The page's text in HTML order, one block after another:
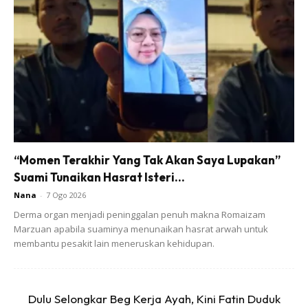
hati,” katanya.
Ads
Suri Rumah Takda Hak Nak Beli Baju Dan Berhias?
mempunyai hak untuk membeli pakaian dan berhias?
“Momen Terakhir Yang Tak Akan Saya Lupakan”
Suami Tunaikan Hasrat Isteri...
Nana - 7 Ogo 2026
Derma organ menjadi peninggalan penuh makna Romaizam
Marzuan apabila suaminya menunaikan hasrat arwah untuk
membantu pesakit lain meneruskan kehidupan.
Dulu Selongkar Beg Kerja Ayah, Kini Fatin Duduk